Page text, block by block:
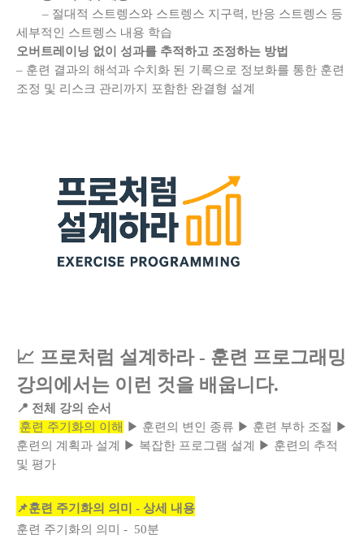
– 절대적 스트렝스와 스트렝스 지구력, 반응 스트렝스 등
세부적인 스트렝스 내용 학습
오버트레이닝 없이 성과를 추적하고 조정하는 방법
– 훈련 결과의 해석과 수치화 된 기록으로 정보화를 통한 훈련
조정 및 리스크 관리까지 포함한 완결형 설계
📈 프로처럼 설계하라 - 훈련 프로그래밍
강의에서는 이런 것을 배웁니다.
📍 전체 강의 순서
훈련 주기화의 이해
▶ 훈련의 변인 종류 ▶ 훈련 부하 조절 ▶
훈련의 계획과 설계 ▶ 복잡한 프로그램 설계 ▶ 훈련의 추적
및 평가
📌훈련 주기화의 의미 - 상세 내용
훈련 주기화의 의미 - 50분